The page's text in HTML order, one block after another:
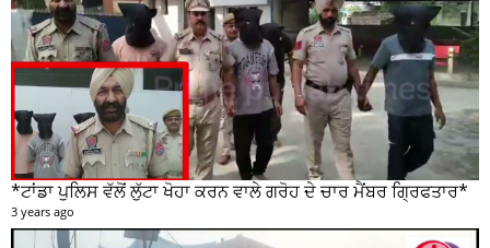
*ਟਾਂਡਾ ਪੁਲਿਸ ਵੱਲੋਂ ਲੁੱਟਾ ਖੋਹਾ ਕਰਨ ਵਾਲੇ ਗਰੋਹ ਦੇ ਚਾਰ ਮੈਂਬਰ ਗ੍ਰਿਫਤਾਰ*
3 years ago